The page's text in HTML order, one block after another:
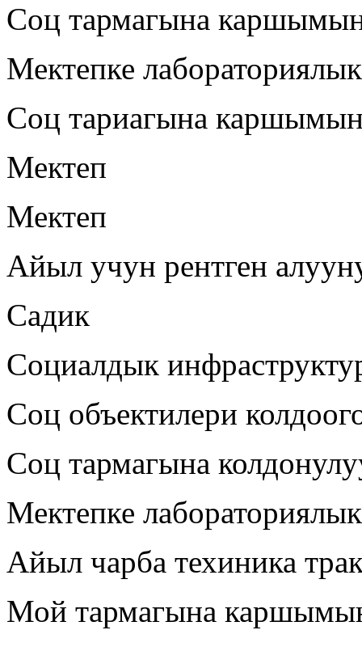
Соц тармагына
Мектепке
Соц тариагына
Мектеп
Мектеп
Айыл учун рентген
Садик
Социалдык
Соц объектилери
Соц тармагына
Мектепке
Айыл чарба техиника
Мой тармагына